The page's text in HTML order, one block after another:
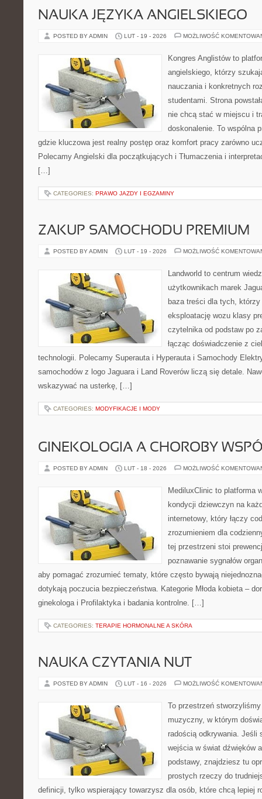
NAUKA JĘZYKA ANGIELSKIEGO
POSTED BY ADMIN LUT - 19 - 2026 MOŻLIWOŚĆ
Kongres Anglistów to
angielskiego, którzy
nauczania i konkretnych
studentami. Strona
nie chcą stać w miejscu i
doskonalenie. To wspólna
gdzie kluczowa jest realny postęp oraz komfort pracy zarówno
Polecamy Angielski dla początkujących i Tłumaczenia i
[…]
CATEGORIES: PRAWO JAZDY I EGZAMINY
ZAKUP SAMOCHODU PREMIUM
POSTED BY ADMIN LUT - 19 - 2026 MOŻLIWOŚĆ
Landworld to centrum
użytkownikach marek
baza treści dla tych,
eksploatację wozu klasy
czytelnika od podstaw po
łącząc doświadczenie z
technologii. Polecamy Superauta i Hyperauta i Samochody
samochodów z logo Jaguara i Land Roverów liczą się detale.
wskazywać na usterkę, […]
CATEGORIES: MODYFIKACJE I MODY
GINEKOLOGIA A CHOROBY
POSTED BY ADMIN LUT - 18 - 2026 MOŻLIWOŚĆ
MediluxClinic to platforma
kondycji dziewczyn na
internetowy, który łączy
zrozumieniem dla
tej przestrzeni stoi
poznawanie sygnałów
aby pomagać zrozumieć tematy, które często bywają
dotykają poczucia bezpieczeństwa. Kategorie Młoda kobieta –
ginekologa i Profilaktyka i badania kontrolne. […]
CATEGORIES: TERAPIE HORMONALNE A SKÓRA
NAUKA CZYTANIA NUT
POSTED BY ADMIN LUT - 16 - 2026 MOŻLIWOŚĆ
To przestrzeń
muzyczny, w którym
radością odkrywania.
wejścia w świat dźwięków
podstawy, znajdziesz tu
prostych rzeczy do
definicji, tylko wspierający towarzysz dla osób, które chcą lepiej